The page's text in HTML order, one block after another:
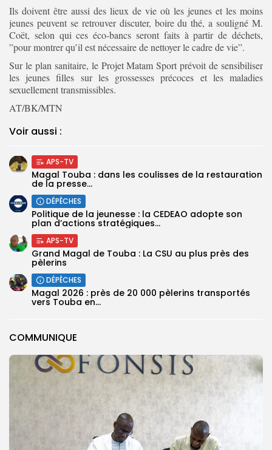
COMMUNIQUE
Ils doivent être aussi des lieux de vie où les jeunes et les moins
jeunes peuvent se retrouver discuter, boire du thé, a souligné M.
Coët, selon qui ces éco-bancs seront faits à partir de déchets,
”pour montrer qu’il est nécessaire de nettoyer le cadre de vie”.
Sur le plan sanitaire, le Projet Matam Sport prévoit de sensibiliser
les jeunes filles sur les grossesses précoces et les maladies
sexuellement transmissibles.
AT/BK/MTN
Voir aussi :
APS-TV
Magal Touba : dans les coulisses de la restauration
de la presse...
DÉPÊCHES
Politique de la jeunesse : la CEDEAO adopte son
plan d’actions stratégiques...
APS-TV
Grand Magal de Touba : La CSU au plus près des
pèlerins
DÉPÊCHES
Magal 2026 : près de 20 000 pèlerins transportés
vers Touba en...